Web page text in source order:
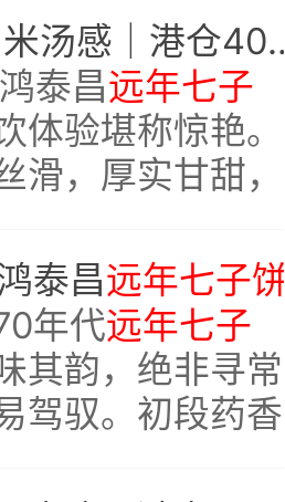
年七子饼青饼
）品质如何？
参香×药韵×米汤感｜港仓40年鸿泰昌青饼品鉴：老茶教科书级体验
泰昌远年七子
体验堪称惊艳。
滑，厚实甘甜，
始终，层层递
如泉涌，回甘持
泰昌远年七子饼
年代远年七子
其韵，绝非寻常
驾驭。初段药香